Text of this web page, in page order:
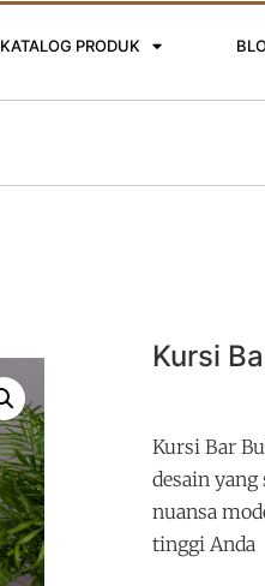
KATALOG PRODUK
Kursi
Kursi Bar
desain
nuansa
tinggi Anda